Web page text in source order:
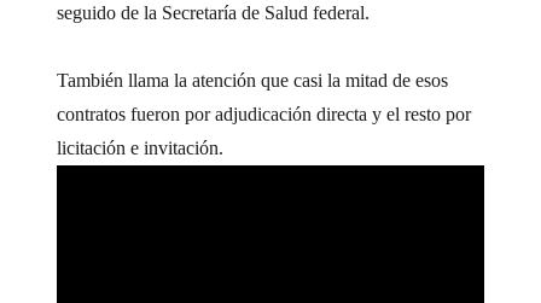
seguido de la Secretaría de Salud federal.
También llama la atención que casi la mitad de esos
contratos fueron por adjudicación directa y el resto por
licitación e invitación.